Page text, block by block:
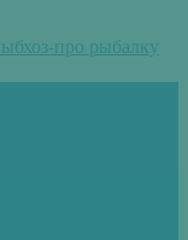
про рыбалку